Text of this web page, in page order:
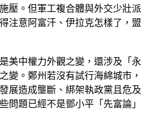
壓。但軍工複合體與外交少壯派
注意阿富汗、伊拉克怎樣了，盟
美中權力外觀之變，還涉及「永
變。鄭州若沒有試行海綿城市，
展造成壟斷、綁架執政黨且危及
問題已經不是鄧小平「先富論」